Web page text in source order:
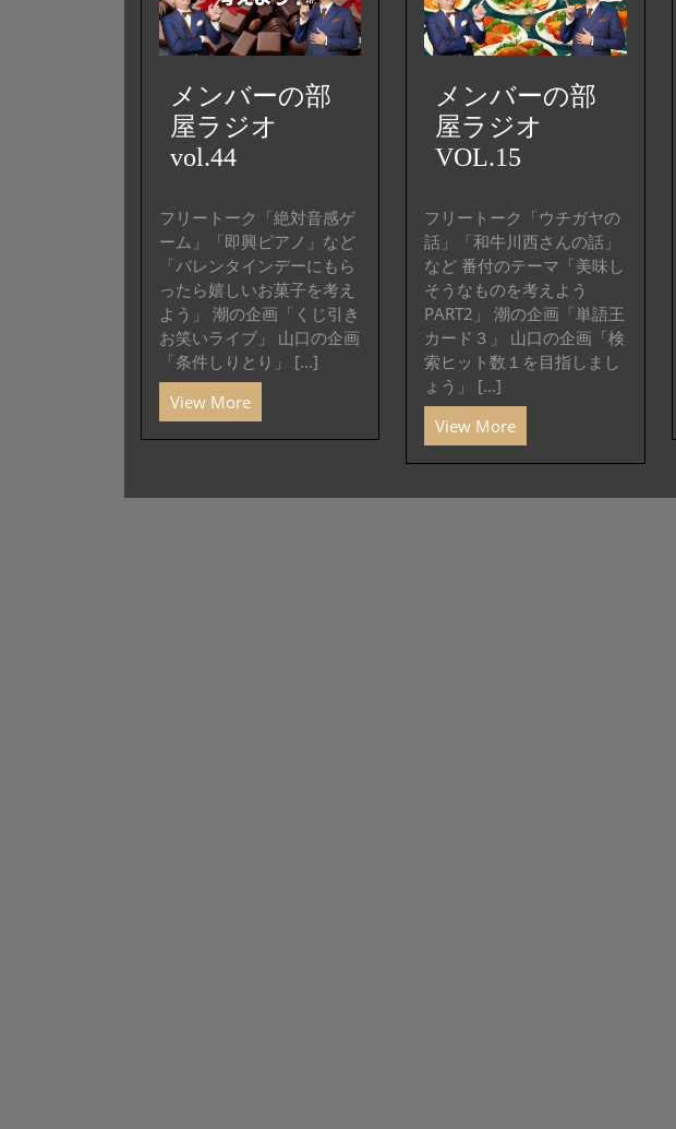
メンバーの部
屋ラジオ
vol.44
フリートーク「絶対音感ゲ
ーム」「即興ピアノ」など
「バレンタインデーにもら
ったら嬉しいお菓子を考え
よう」 潮の企画「くじ引き
お笑いライブ」 山口の企画
「条件しりとり」 [...]
View More
メンバーの部
屋ラジオ
VOL.15
フリートーク「ウチガヤの
話」「和牛川西さんの話」
など 番付のテーマ「美味し
そうなものを考えよう
PART2」 潮の企画「単語王
カード３」 山口の企画「検
索ヒット数１を目指しまし
ょう」 [...]
View More